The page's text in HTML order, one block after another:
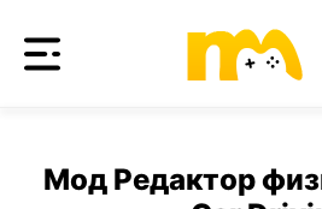
Мод Редактор